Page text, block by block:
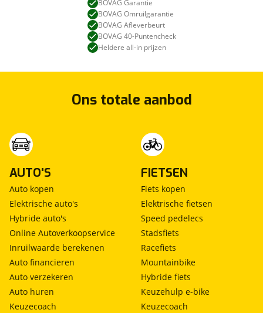
BOVAG Garantie
BOVAG Omruilgarantie
BOVAG Afleverbeurt
BOVAG 40-Puntencheck
Heldere all-in prijzen
Ons totale aanbod
AUTO'S
Auto kopen
Elektrische auto's
Hybride auto's
Online Autoverkoopservice
Inruilwaarde berekenen
Auto financieren
Auto verzekeren
Auto huren
Keuzecoach
FIETSEN
Fiets kopen
Elektrische fietsen
Speed pedelecs
Stadsfiets
Racefiets
Mountainbike
Hybride fiets
Keuzehulp e-bike
Keuzecoach